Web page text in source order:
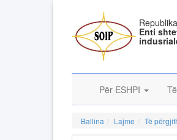
Enti
Për ESHPI
Ballina Lajme Të